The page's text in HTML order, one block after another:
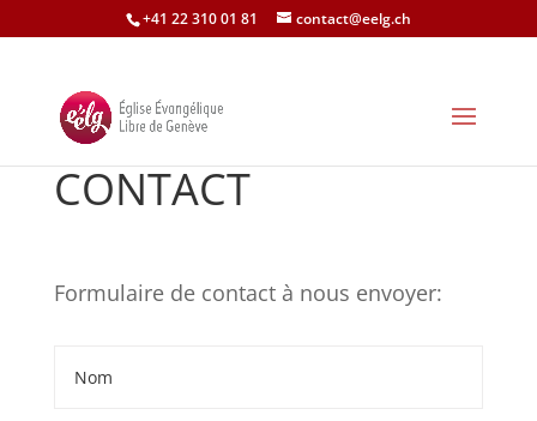
+41 22 310 01 81 contact@eelg.ch
CONTACT
Formulaire de contact à nous envoyer: